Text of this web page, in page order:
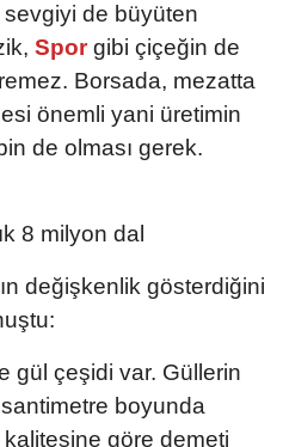
sevgiyi de büyüten
Sporgibi çiçeğin de
Borsada, mezatta
önemli yani üretimin
de olması gerek.
8 milyon dal
değişkenlik gösterdiğini
gül çeşidi var. Güllerin
boyunda
kalitesine göre demeti